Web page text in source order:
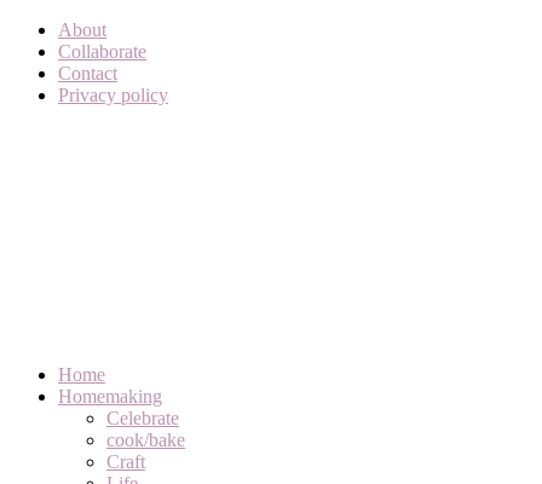
About
Collaborate
Contact
Privacy policy
Home
Homemaking
Celebrate
cook/bake
Craft